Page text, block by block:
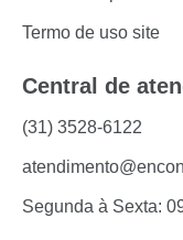
Central de
(31) 3528-6122
Segunda à Sexta:
Termo de uso site